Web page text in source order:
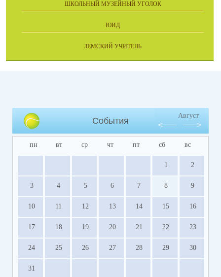
ШКОЛЬНЫЙ МУЗЕЙНЫЙ УГОЛОК
ЮИД
ЗЕМСКИЙ УЧИТЕЛЬ
События
Август
пн вт ср чт пт сб вс
1 2
3 4 5 6 7 8 9
10 11 12 13 14 15 16
17 18 19 20 21 22 23
24 25 26 27 28 29 30
31